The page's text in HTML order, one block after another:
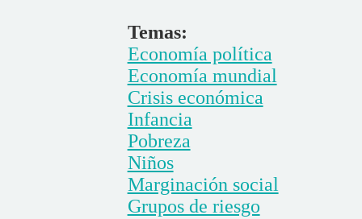
Temas:
Economía política
Economía mundial
Crisis económica
Infancia
Pobreza
Niños
Marginación social
Grupos de riesgo